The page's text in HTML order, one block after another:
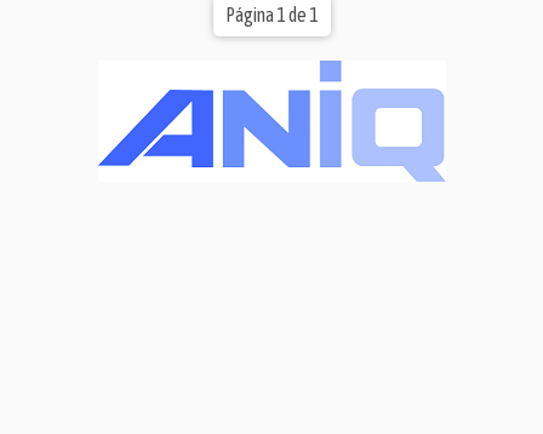
Página 1 de 1